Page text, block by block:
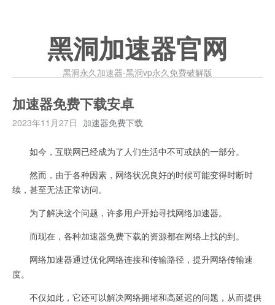
黑洞加速器官网
黑洞永久加速器-黑洞vp永久免费破解版
加速器免费下载安卓
2023年11月27日 加速器免费下载
如今，互联网已经成为了人们生活中不可或缺的一部分。
然而，由于各种因素，网络状况良好的时候可能变得时断时
续，甚至无法正常访问。
为了解决这个问题，许多用户开始寻找网络加速器。
而现在，各种加速器免费下载的资源都在网络上找的到。
网络加速器通过优化网络连接和传输路径，提升网络传输速
度。
不仅如此，它还可以解决网络拥堵和高延迟的问题，从而提供